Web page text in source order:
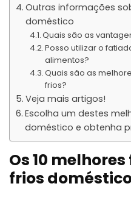
Outras informações
doméstico
Quais são as
Posso utilizar o
alimentos?
Quais são as
frios?
Veja mais artigos!
Escolha um destes
doméstico e obtenha
Os 10
frios